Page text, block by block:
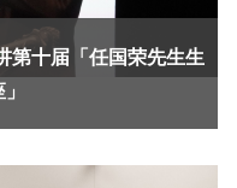
十届「任国荣先生生